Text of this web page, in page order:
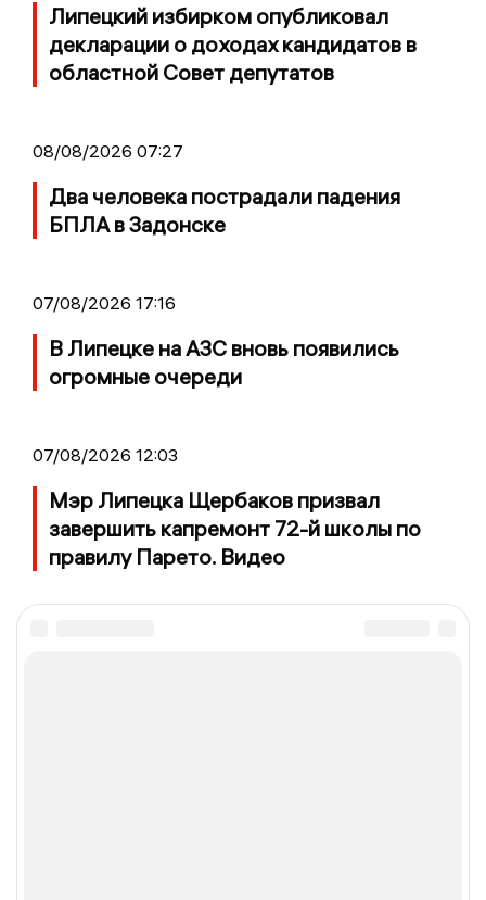
Липецкий избирком опубликовал
декларации о доходах кандидатов в
областной Совет депутатов
08/08/2026 07:27
Два человека пострадали падения
БПЛА в Задонске
07/08/2026 17:16
В Липецке на АЗС вновь появились
огромные очереди
07/08/2026 12:03
Мэр Липецка Щербаков призвал
завершить капремонт 72-й школы по
правилу Парето. Видео